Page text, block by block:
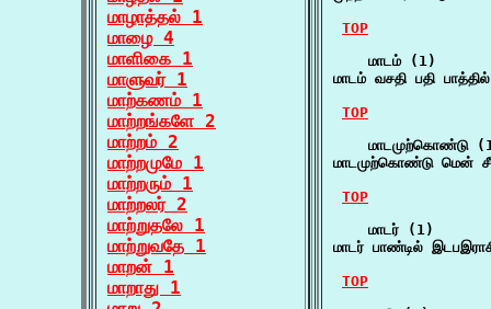
மாழாத்தல் 1
மாழை 4
மாளிகை 1
மாளுவர் 1
மாற்கணம் 1
மாற்றங்களே 2
மாற்றம் 2
மாற்றமுமே 1
மாற்றரும் 1
மாற்றலர் 2
மாற்றுதலே 1
மாற்றுவதே 1
மாறன் 1
மாறாது 1
TOP
    மாடம் (1)
மாடம் வசதி பதி
TOP
மாடமுற்கொண்டு
மாடமுற்கொண்டு மென்
TOP
    மாடர் (1)
மாடர் பாண்டில்
TOP